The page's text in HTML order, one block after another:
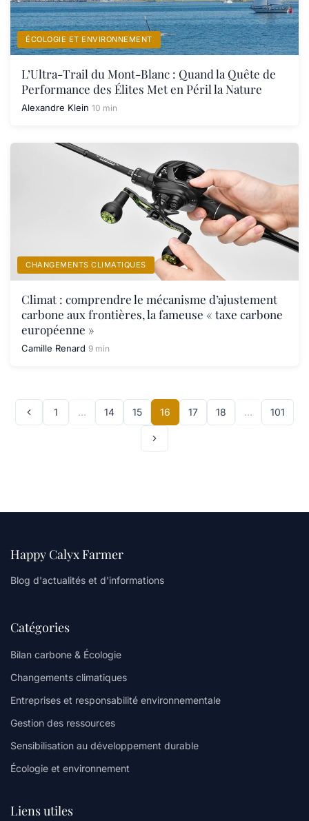
ÉCOLOGIE ET ENVIRONNEMENT
L’Ultra-Trail du Mont-Blanc : Quand la Quête de
Performance des Élites Met en Péril la Nature
Alexandre Klein 10 min
CHANGEMENTS CLIMATIQUES
Climat : comprendre le mécanisme d’ajustement
carbone aux frontières, la fameuse « taxe carbone
européenne »
Camille Renard 9 min
1 … 14 15 16 17 18 … 101
Happy Calyx Farmer
Blog d'actualités et d'informations
Catégories
Bilan carbone & Écologie
Changements climatiques
Entreprises et responsabilité environnementale
Gestion des ressources
Sensibilisation au développement durable
Écologie et environnement
Liens utiles